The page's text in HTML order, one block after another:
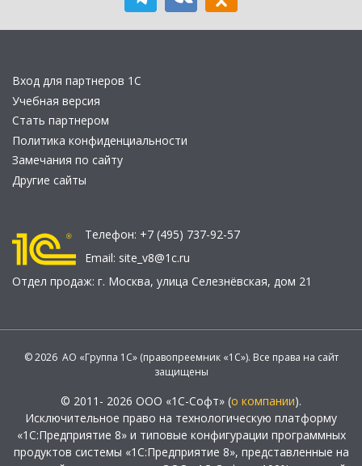
Вход для партнеров 1С
Учебная версия
Стать партнером
Политика конфиденциальности
Замечания по сайту
Другие сайты
Телефон: +7 (495) 737-92-57
Email: site_v8@1c.ru
Отдел продаж: г. Москва, улица Селезнёвская, дом 21
© 2026 АО «Группа 1С» (правопреемник «1С»). Все права на сайт
защищены
© 2011- 2026 ООО «1С-Софт» (о компании).
Исключительное право на технологическую платформу
«1С:Предприятие 8» и типовые конфигурации программных
продуктов системы «1С:Предприятие 8», представленные на